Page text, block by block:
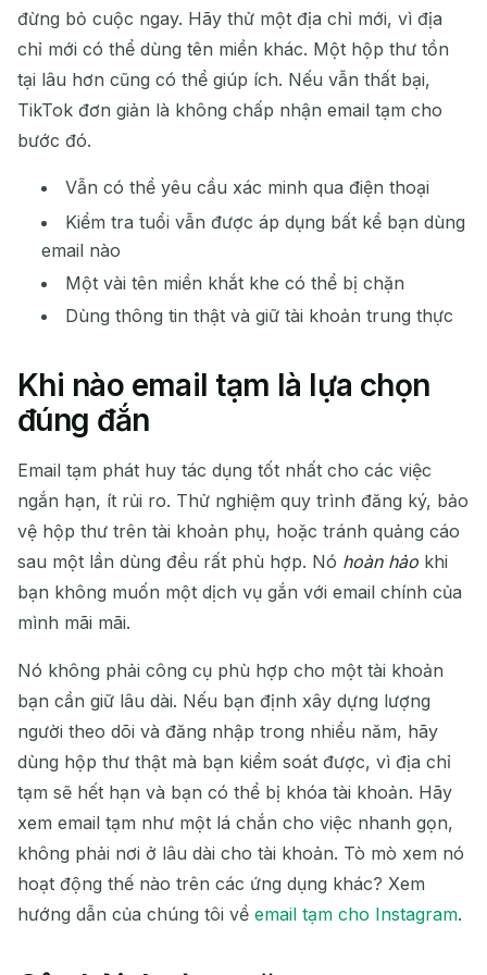
đừng bỏ cuộc ngay. Hãy thử một địa chỉ mới, vì địa
chỉ mới có thể dùng tên miền khác. Một hộp thư tồn
tại lâu hơn cũng có thể giúp ích. Nếu vẫn thất bại,
TikTok đơn giản là không chấp nhận email tạm cho
bước đó.
Vẫn có thể yêu cầu xác minh qua điện thoại
Kiểm tra tuổi vẫn được áp dụng bất kể bạn dùng
email nào
Một vài tên miền khắt khe có thể bị chặn
Dùng thông tin thật và giữ tài khoản trung thực
Khi nào email tạm là lựa chọn
đúng đắn
Email tạm phát huy tác dụng tốt nhất cho các việc
ngắn hạn, ít rủi ro. Thử nghiệm quy trình đăng ký, bảo
vệ hộp thư trên tài khoản phụ, hoặc tránh quảng cáo
sau một lần dùng đều rất phù hợp. Nó hoàn hảo khi
bạn không muốn một dịch vụ gắn với email chính của
mình mãi mãi.
Nó không phải công cụ phù hợp cho một tài khoản
bạn cần giữ lâu dài. Nếu bạn định xây dựng lượng
người theo dõi và đăng nhập trong nhiều năm, hãy
dùng hộp thư thật mà bạn kiểm soát được, vì địa chỉ
tạm sẽ hết hạn và bạn có thể bị khóa tài khoản. Hãy
xem email tạm như một lá chắn cho việc nhanh gọn,
không phải nơi ở lâu dài cho tài khoản. Tò mò xem nó
hoạt động thế nào trên các ứng dụng khác? Xem
hướng dẫn của chúng tôi về email tạm cho Instagram.